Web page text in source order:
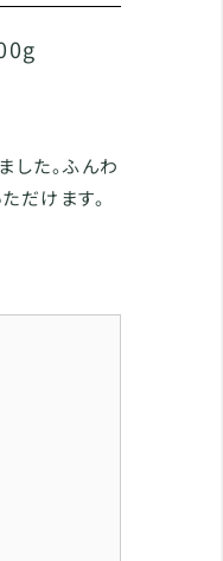
した。ふんわ
だけます。